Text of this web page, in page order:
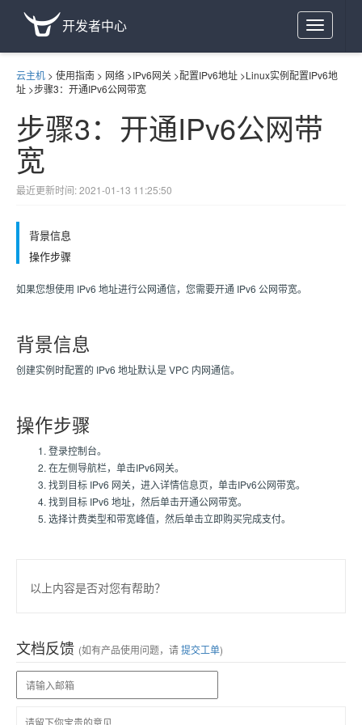
Toggle
navigation
开发者中心
云主机 > 使用指南 > 网络 >IPv6网关 >配置IPv6地址 >Linux实例配置IPv6地
址 >步骤3：开通IPv6公网带宽
步骤3：开通IPv6公网带
宽
最近更新时间: 2021-01-13 11:25:50
背景信息
操作步骤
如果您想使用 IPv6 地址进行公网通信，您需要开通 IPv6 公网带宽。
背景信息
创建实例时配置的 IPv6 地址默认是 VPC 内网通信。
操作步骤
登录控制台。
在左侧导航栏，单击IPv6网关。
找到目标 IPv6 网关，进入详情信息页，单击IPv6公网带宽。
找到目标 IPv6 地址，然后单击开通公网带宽。
选择计费类型和带宽峰值，然后单击立即购买完成支付。
以上内容是否对您有帮助？
文档反馈 (如有产品使用问题，请提交工单)